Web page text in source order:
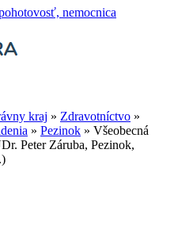
nemocnica
kraj » Zdravotníctvo »
» Pezinok » Všeobecná
Peter Záruba, Pezinok,